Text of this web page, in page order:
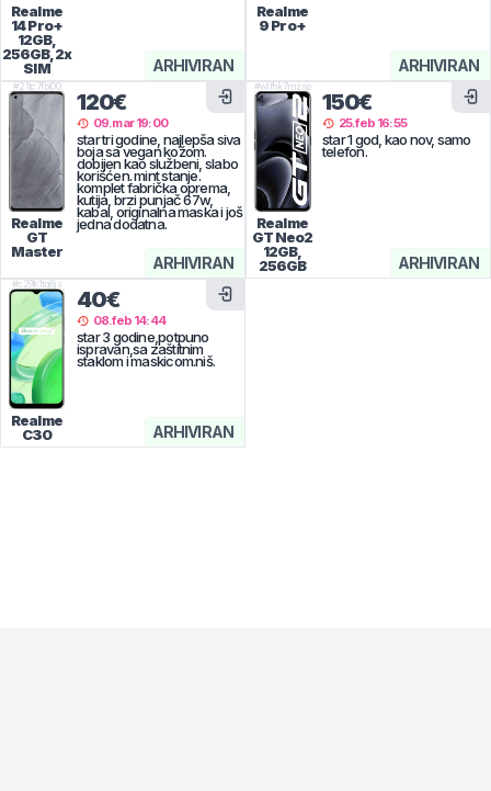
ARHIVIRAN
Realme
14 Pro+
12GB,
256GB, 2x
SIM
ARHIVIRAN
Realme
9 Pro+
ARHIVIRAN
#21tc7fbl00
Realme
GT
Master
120€
09.mar 19:00
star tri godine, najlepša siva
boja sa vegan kožom.
dobijen kao službeni, slabo
korišćen. mint stanje.
komplet fabrička oprema,
kutija, brzi punjač 67w,
kabal, originalna maska i još
jedna dodatna.
ARHIVIRAN
#wlfhk7mzsp
Realme
GT Neo2
12GB,
256GB
150€
25.feb 16:55
star 1 god, kao nov, samo
telefon.
ARHIVIRAN
#c29k1tq8js
Realme
C30
40€
08.feb 14:44
star 3 godine,potpuno
ispravan,sa zaštitnim
staklom i maskicom.niš.